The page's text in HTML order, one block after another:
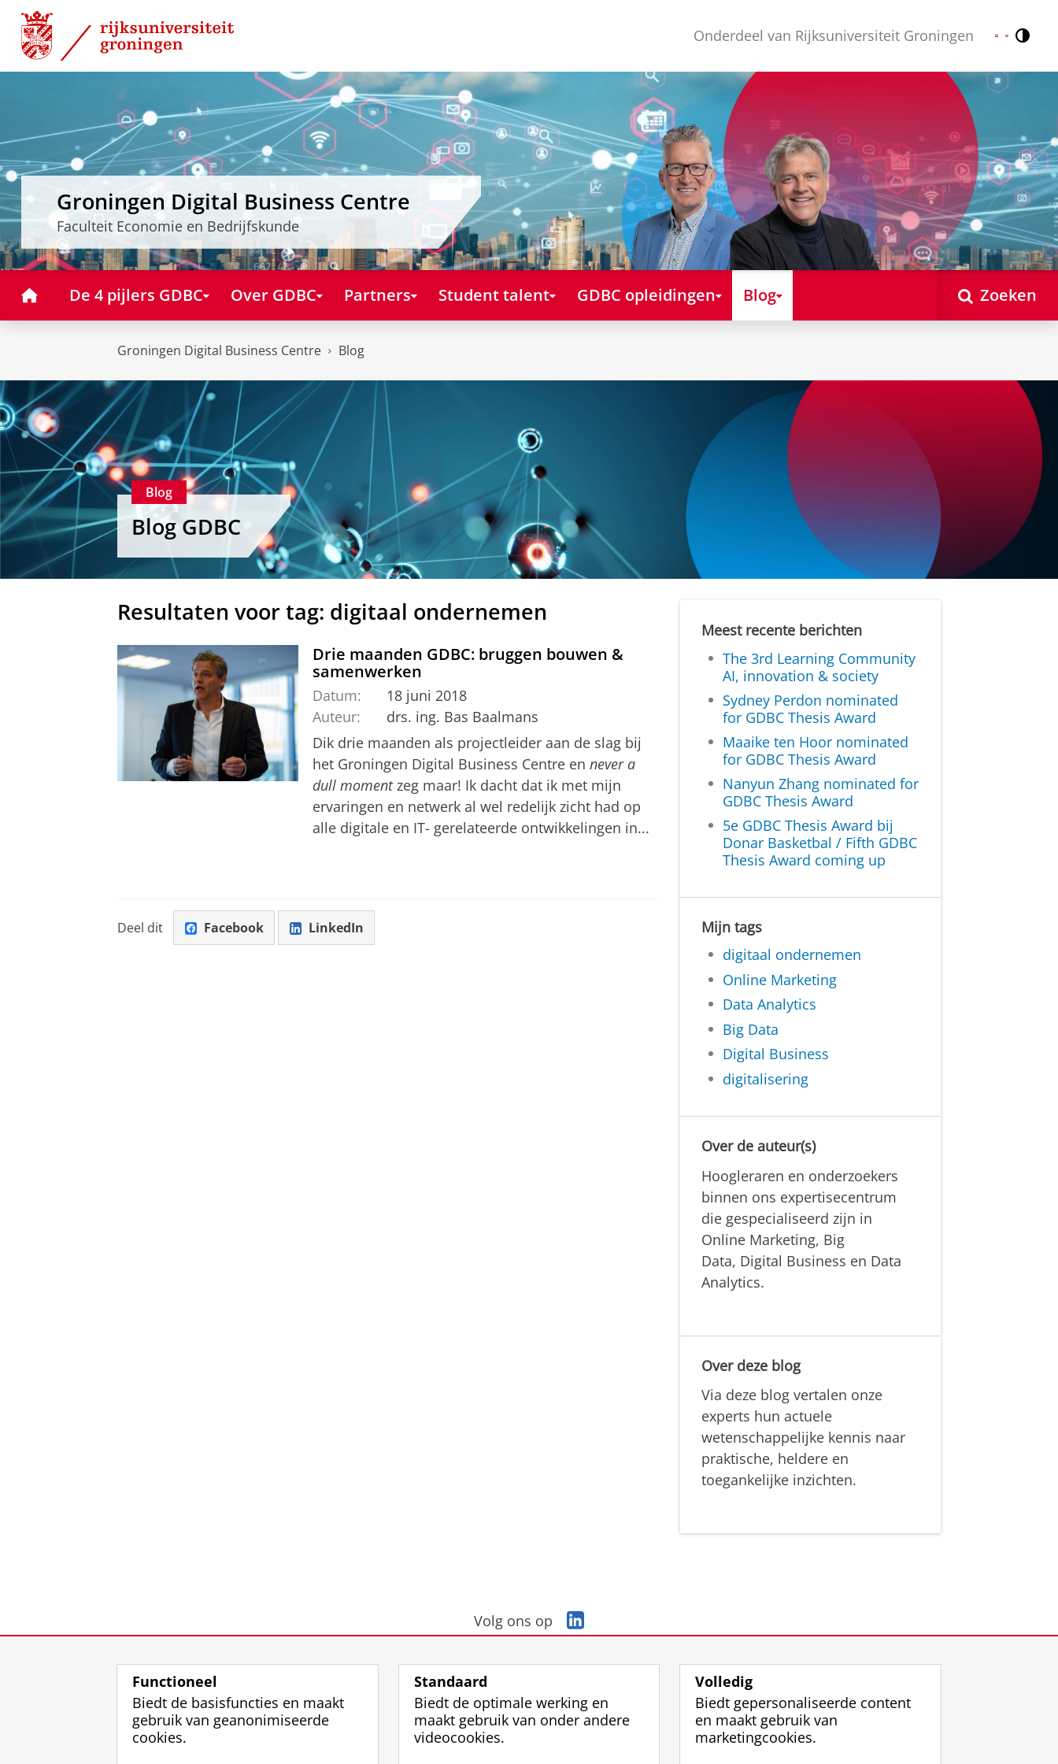
Skip
Content
Skip
Navigation
Onderdeel van Rijksuniversiteit Groningen Nederlands
English
Groningen Digital Business Centre
Faculteit Economie en Bedrijfskunde
HomeDe 4 pijlers GDBC Over GDBC Partners Student talent GDBC opleidingen Blog Zoeken
Groningen Digital Business Centre Blog
Blog
Blog GDBC
Resultaten voor tag: digitaal ondernemen
Drie maanden GDBC: bruggen bouwen &
samenwerken
Datum:
18 juni 2018
Auteur:
drs. ing. Bas Baalmans
Dik drie maanden als projectleider aan de slag bij
het Groningen Digital Business Centre en never a
dull momentzeg maar! Ik dacht dat ik met mijn
ervaringen en netwerk al wel redelijk zicht had op
alle digitale en IT- gerelateerde ontwikkelingen in...
Deel dit Facebook LinkedIn
Meest recente berichten
The 3rd Learning Community
AI, innovation & society
Sydney Perdon nominated
for GDBC Thesis Award
Maaike ten Hoor nominated
for GDBC Thesis Award
Nanyun Zhang nominated for
GDBC Thesis Award
5e GDBC Thesis Award bij
Donar Basketbal / Fifth GDBC
Thesis Award coming up
Mijn tags
digitaal ondernemen
Online Marketing
Data Analytics
Big Data
Digital Business
digitalisering
Over de auteur(s)
Hoogleraren en onderzoekers
binnen ons expertisecentrum
die gespecialiseerd zijn in
Online Marketing, Big
Data, Digital Business en Data
Analytics.
Over deze blog
Via deze blog vertalen onze
experts hun actuele
wetenschappelijke kennis naar
praktische, heldere en
toegankelijke inzichten.
Volg ons op
i
d
I
Functioneel
Biedt de basisfuncties en maakt
gebruik van geanonimiseerde
cookies.
Standaard
Biedt de optimale werking en
maakt gebruik van onder andere
videocookies.
Volledig
Biedt gepersonaliseerde content
en maakt gebruik van
marketingcookies.